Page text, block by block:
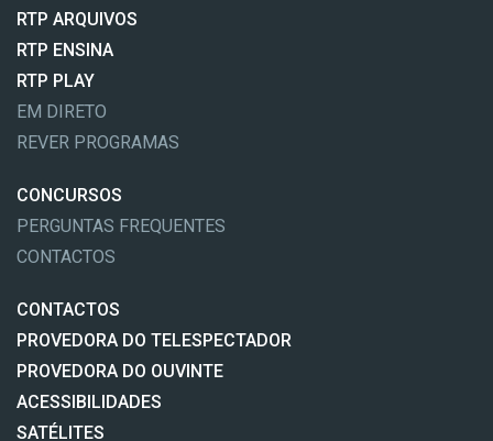
RTP ARQUIVOS
RTP ENSINA
RTP PLAY
EM DIRETO
REVER PROGRAMAS
CONCURSOS
PERGUNTAS FREQUENTES
CONTACTOS
CONTACTOS
PROVEDORA DO TELESPECTADOR
PROVEDORA DO OUVINTE
ACESSIBILIDADES
SATÉLITES